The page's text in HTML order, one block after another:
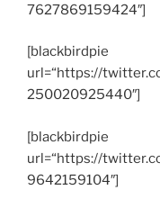
7627869159424″]
[blackbirdpie
url=“https://
250020925440″]
[blackbirdpie
url=“https://
9642159104″]